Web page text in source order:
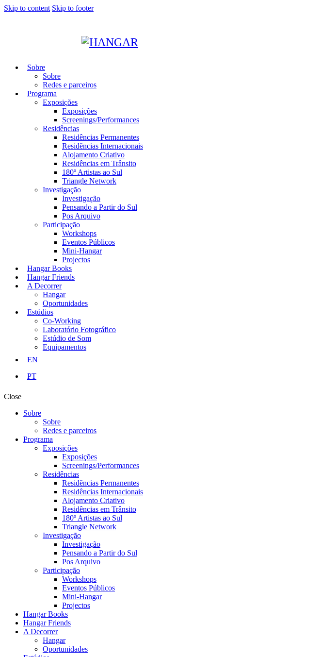
Skip to content Skip to footer
Sobre
Sobre
Redes e parceiros
Programa
Exposições
Exposições
Screenings/Performances
Residências
Residências Permanentes
Residências Internacionais
Alojamento Criativo
Residências em Trânsito
180º Artistas ao Sul
Triangle Network
Investigação
Investigação
Pensando a Partir do Sul
Pos Arquivo
Participação
Workshops
Eventos Públicos
Mini-Hangar
Projectos
Hangar Books
Hangar Friends
A Decorrer
Hangar
Oportunidades
Estúdios
Co-Working
Laboratório Fotográfico
Estúdio de Som
Equipamentos
EN
PT
Close
Sobre
Sobre
Redes e parceiros
Programa
Exposições
Exposições
Screenings/Performances
Residências
Residências Permanentes
Residências Internacionais
Alojamento Criativo
Residências em Trânsito
180º Artistas ao Sul
Triangle Network
Investigação
Investigação
Pensando a Partir do Sul
Pos Arquivo
Participação
Workshops
Eventos Públicos
Mini-Hangar
Projectos
Hangar Books
Hangar Friends
A Decorrer
Hangar
Oportunidades